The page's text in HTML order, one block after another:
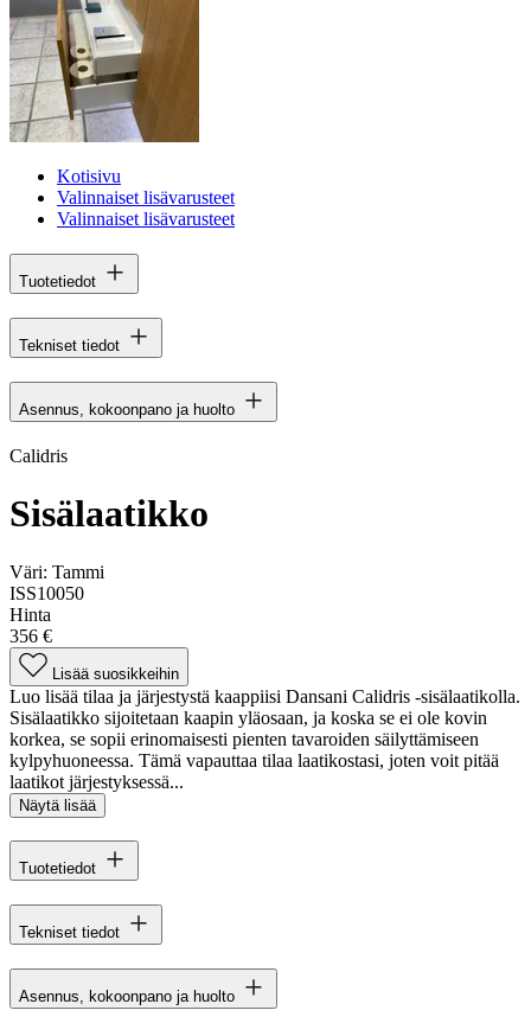
Kotisivu
Valinnaiset lisävarusteet
Valinnaiset lisävarusteet
Tuotetiedot
Tekniset tiedot
Asennus, kokoonpano ja huolto
Calidris
Sisälaatikko
Väri: Tammi
ISS10050
Hinta
356 €
Lisää suosikkeihin
Luo lisää tilaa ja järjestystä kaappiisi Dansani Calidris -sisälaatikolla.
Sisälaatikko sijoitetaan kaapin yläosaan, ja koska se ei ole kovin
korkea, se sopii erinomaisesti pienten tavaroiden säilyttämiseen
kylpyhuoneessa. Tämä vapauttaa tilaa laatikostasi, joten voit pitää
laatikot järjestyksessä...
Näytä lisää
Tuotetiedot
Tekniset tiedot
Asennus, kokoonpano ja huolto